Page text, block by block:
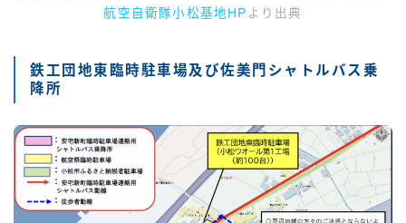
航空自衛隊小松基地HP より出典
鉄工団地東臨時駐車場及び佐美門シャトルバス乗
降所